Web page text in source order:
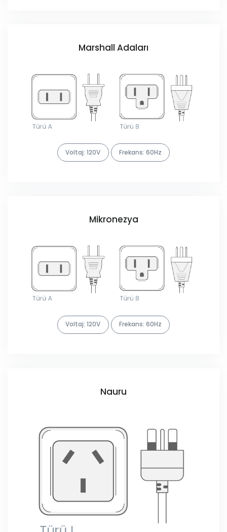
Marshall Adaları
Voltaj: 120V Frekans: 60Hz
Mikronezya
Voltaj: 120V Frekans: 60Hz
Nauru